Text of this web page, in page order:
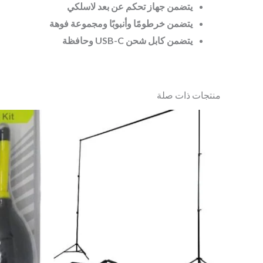
يتضمن جهاز تحكم عن بعد لاسلكي
يتضمن خرطومًا وأنبوبًا ومجموعة فوهة
يتضمن كابل شحن USB-C وحافظة
منتجات ذات صلة